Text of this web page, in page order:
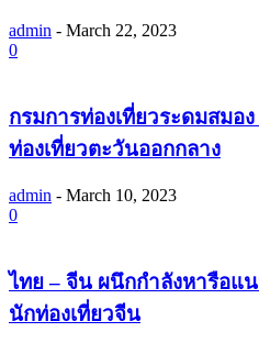
admin - March 22, 2023
0
กรมการท่องเที่ยวระดมสมอ
ท่องเที่ยวตะวันออกกลาง
admin - March 10, 2023
0
ไทย – จีน ผนึกกำลังหารือแ
นักท่องเที่ยวจีน